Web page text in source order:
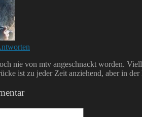
nie von mtv angeschnackt worden.
ist zu jeder Zeit anziehend, aber in